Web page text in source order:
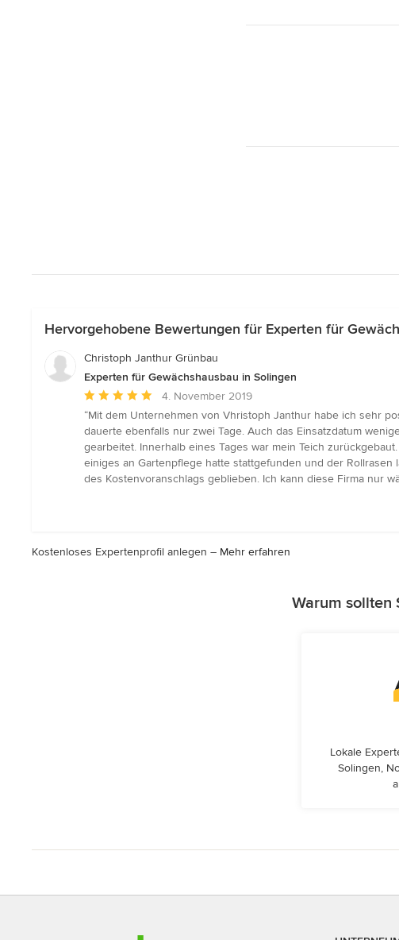
Hervorgehobene Bewertungen für Experten für
Christoph Janthur Grünbau
Experten für Gewächshausbau in Solingen
Durchschnittliche
Bewertung:
5
von
5
Sternen
4. November 2019
“Mit dem Unternehmen von Vhristoph Janthur habe ich sehr
dauerte ebenfalls nur zwei Tage. Auch das Einsatzdatum
gearbeitet. Innerhalb eines Tages war mein Teich
einiges an Gartenpflege hatte stattgefunden und der
des Kostenvoranschlags geblieben. Ich kann diese Firma nur
Kostenloses Expertenprofil anlegen – Mehr erfahren
Warum sollten
Lokale
Solingen,